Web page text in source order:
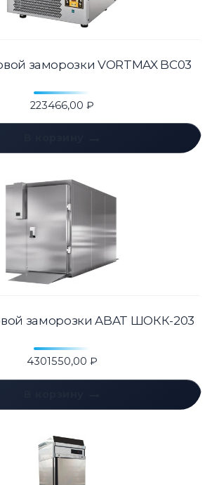
заморозки VORTMAX BC03
223466,00 ₽
заморозки ABAT ШОКК-203
4301550,00 ₽